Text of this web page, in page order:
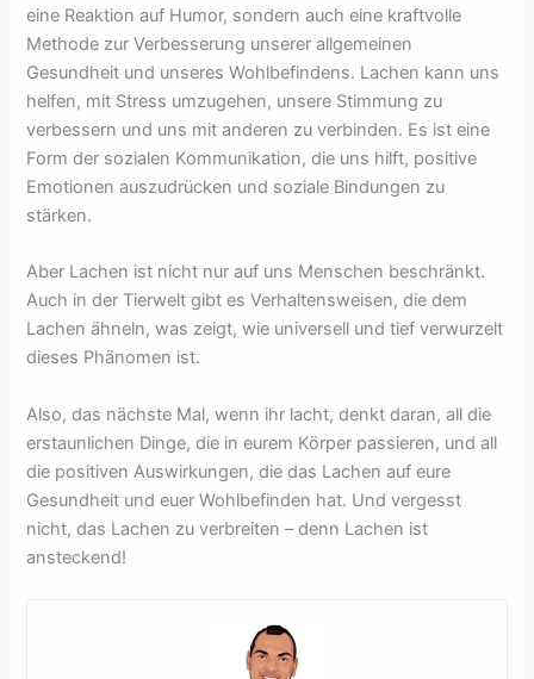
eine Reaktion auf Humor, sondern auch eine kraftvolle
Methode zur Verbesserung unserer allgemeinen
Gesundheit und unseres Wohlbefindens. Lachen kann uns
helfen, mit Stress umzugehen, unsere Stimmung zu
verbessern und uns mit anderen zu verbinden. Es ist eine
Form der sozialen Kommunikation, die uns hilft, positive
Emotionen auszudrücken und soziale Bindungen zu
stärken.
Aber Lachen ist nicht nur auf uns Menschen beschränkt.
Auch in der Tierwelt gibt es Verhaltensweisen, die dem
Lachen ähneln, was zeigt, wie universell und tief verwurzelt
dieses Phänomen ist.
Also, das nächste Mal, wenn ihr lacht, denkt daran, all die
erstaunlichen Dinge, die in eurem Körper passieren, und all
die positiven Auswirkungen, die das Lachen auf eure
Gesundheit und euer Wohlbefinden hat. Und vergesst
nicht, das Lachen zu verbreiten – denn Lachen ist
ansteckend!